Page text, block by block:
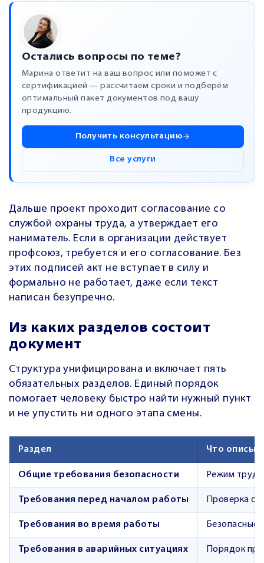
Остались вопросы по теме?
Марина ответит на ваш вопрос или поможет с
сертификацией — рассчитаем сроки и подберём
оптимальный пакет документов под вашу
продукцию.
Получить консультацию
Все услуги
Дальше проект проходит согласование со
службой охраны труда, а утверждает его
наниматель. Если в организации действует
профсоюз, требуется и его согласование. Без
этих подписей акт не вступает в силу и
формально не работает, даже если текст
написан безупречно.
Из каких разделов состоит
документ
Структура унифицирована и включает пять
обязательных разделов. Единый порядок
помогает человеку быстро найти нужный пункт
и не упустить ни одного этапа смены.
Раздел Что
Общие требования безопасности Режим
Требования перед началом работы Проверка
Требования во время работы Безопасные
Требования в аварийных ситуациях Порядок